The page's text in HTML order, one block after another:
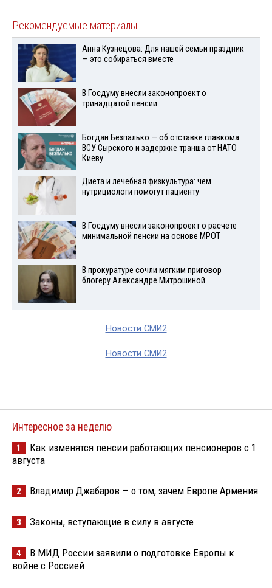
Рекомендуемые материалы
Анна Кузнецова: Для нашей семьи праздник
— это собираться вместе
В Госдуму внесли законопроект о
тринадцатой пенсии
Богдан Безпалько — об отставке главкома
ВСУ Сырского и задержке транша от НАТО
Киеву
Диета и лечебная физкультура: чем
нутрициологи помогут пациенту
В Госдуму внесли законопроект о расчете
минимальной пенсии на основе МРОТ
В прокуратуре сочли мягким приговор
блогеру Александре Митрошиной
Новости СМИ2
Новости СМИ2
Интересное за неделю
1
Как изменятся пенсии работающих пенсионеров с 1
августа
2 Владимир Джабаров — о том, зачем Европе Армения
3 Законы, вступающие в силу в августе
4
В МИД России заявили о подготовке Европы к
войне с Россией